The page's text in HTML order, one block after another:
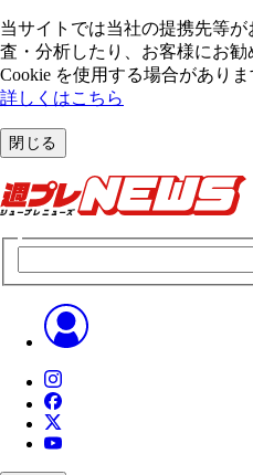
当サイトでは当社の提携先等
査・分析したり、お客様にお
Cookie を使⽤する場合がありま
詳しくはこちら
閉じる